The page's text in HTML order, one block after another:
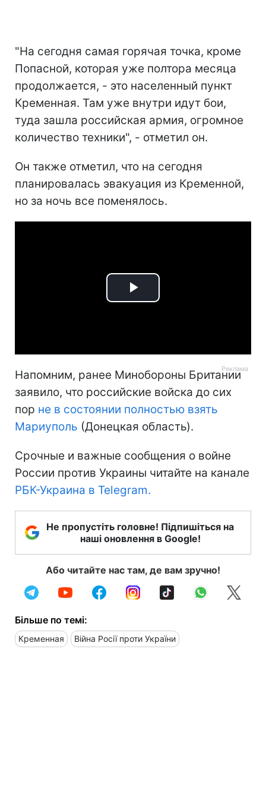
"На сегодня самая горячая точка, кроме
Попасной, которая уже полтора месяца
продолжается, - это населенный пункт
Кременная. Там уже внутри идут бои,
туда зашла российская армия, огромное
количество техники", - отметил он.
Он также отметил, что на сегодня
планировалась эвакуация из Кременной,
но за ночь все поменялось.
Play
Напомним, ранее Минобороны Британии
заявило, что российские войска до сих
пор не в состоянии полностью взять
Мариуполь (Донецкая область).
Срочные и важные сообщения о войне
России против Украины читайте на канале
РБК-Украина в Telegram.
Не пропустіть головне! Підпишіться на
наші оновлення в Google!
Або читайте нас там, де вам зручно!
Більше по темі:
Кременная Війна Росії проти України